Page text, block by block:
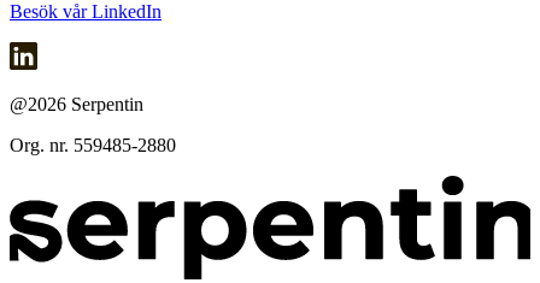
Besök vår LinkedIn
@2026 Serpentin
Org. nr. 559485-2880